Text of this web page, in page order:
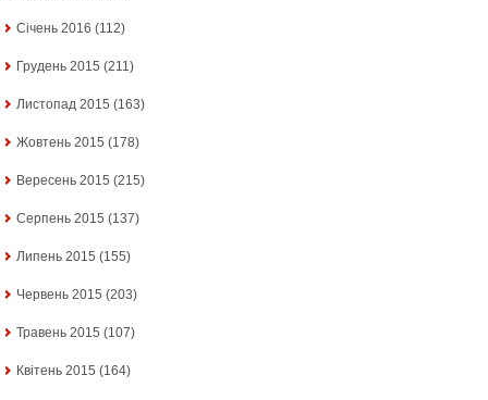
Січень 2016 (112)
Грудень 2015 (211)
Листопад 2015 (163)
Жовтень 2015 (178)
Вересень 2015 (215)
Серпень 2015 (137)
Липень 2015 (155)
Червень 2015 (203)
Травень 2015 (107)
Квітень 2015 (164)